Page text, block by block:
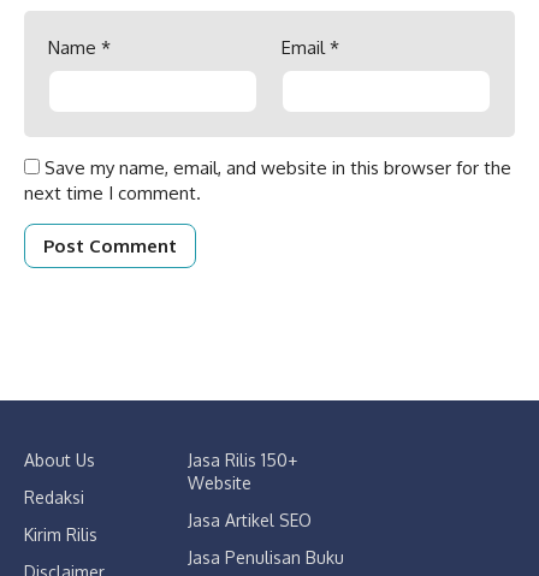
Name * Email*
Save my name, email, and website in this browser for the
next time I comment.
About Us
Redaksi
Kirim Rilis
Disclaimer
Jasa Rilis 150+
Website
Jasa Artikel SEO
Jasa Penulisan Buku